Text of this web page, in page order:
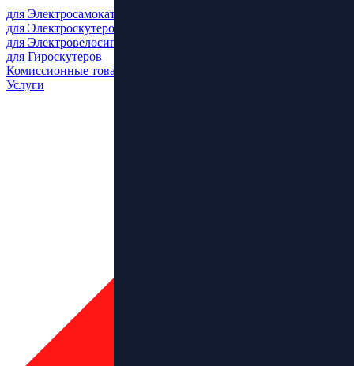
для Электросамокатов
для Электроскутеров
для Электровелосипедов
для Гироскутеров
Комиссионные товары
Услуги